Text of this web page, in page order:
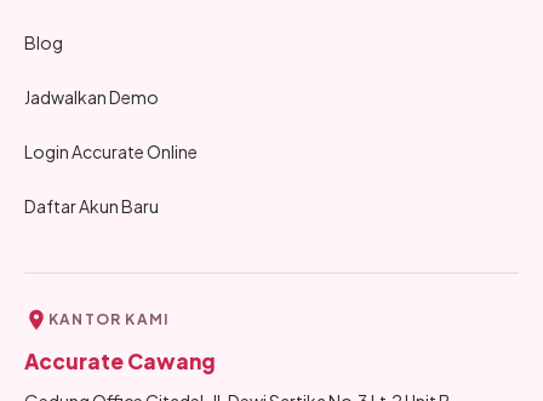
Blog
Jadwalkan Demo
Login Accurate Online
Daftar Akun Baru
KANTOR KAMI
Accurate Cawang